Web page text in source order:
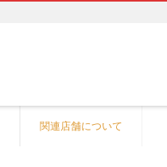
関連店舗について